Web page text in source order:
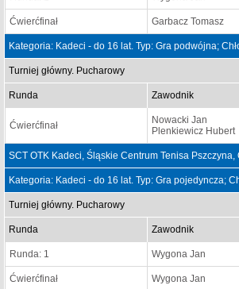
Ćwierćfinał Garbacz Tomasz
Kategoria: Kadeci - do 16 lat. Typ: Gra podwójna;
Turniej główny. Pucharowy
Runda Zawodnik
Ćwierćfinał
Nowacki Jan
Plenkiewicz Hubert
SCT OTK Kadeci, Śląskie Centrum Tenisa
Kategoria: Kadeci - do 16 lat. Typ: Gra pojedyncza;
Turniej główny. Pucharowy
Runda Zawodnik
Runda: 1 Wygona Jan
Ćwierćfinał Wygona Jan